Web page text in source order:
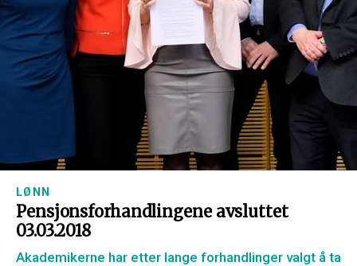
LØNN
Pensjonsforhandlingene avsluttet
03.03.2018
Akademikerne har etter lange forhandlinger valgt å ta